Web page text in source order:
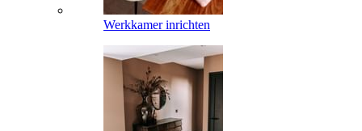
Werkkamer inrichten